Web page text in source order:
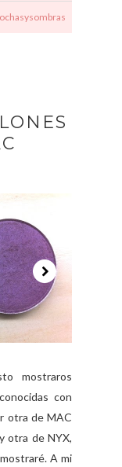
mostraros
con
otra de MAC
otra de NYX,
A mi